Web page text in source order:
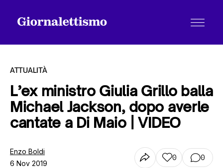
Tutti gli articoli
Chi siamo
ATTUALITÀ
L’ex ministro Giulia Grillo balla
Michael Jackson, dopo averle
cantate a Di Maio | VIDEO
Enzo Boldi
6 Nov 2019
0 0